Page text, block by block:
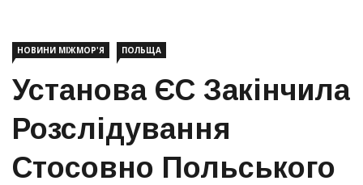
НОВИНИ МІЖМОР'Я ПОЛЬЩА
Установа ЄС Закінчила
Розслідування
Стосовно Польського